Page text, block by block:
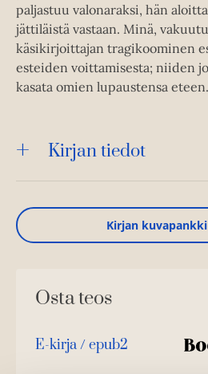
paljastuu valonaraksi, hän
jättiläistä vastaan. Minä,
käsikirjoittajan tragikoominen
esteiden voittamisesta; niiden
kasata omien lupaustensa eteen.
Kirjan tiedot
Kirjan
Osta teos
K
E-kirja / epub2
B